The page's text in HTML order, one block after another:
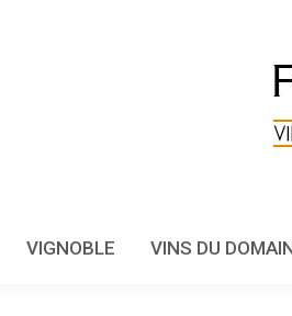
VIGNOBLE VINS DU